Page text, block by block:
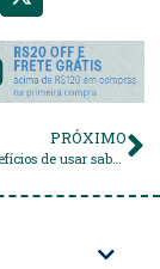
PRÓXIMO
Quais são os benefícios de usar sabonetes naturais?